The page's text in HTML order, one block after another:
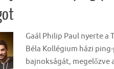
Gaál Philip Paul nyerte a
Béla Kollégium házi
bajnokságát, megelőzve